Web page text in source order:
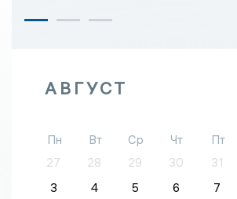
АВГУСТ
Пн Вт Ср Чт Пт
27
28 29 30 31
3
4 5 6 7